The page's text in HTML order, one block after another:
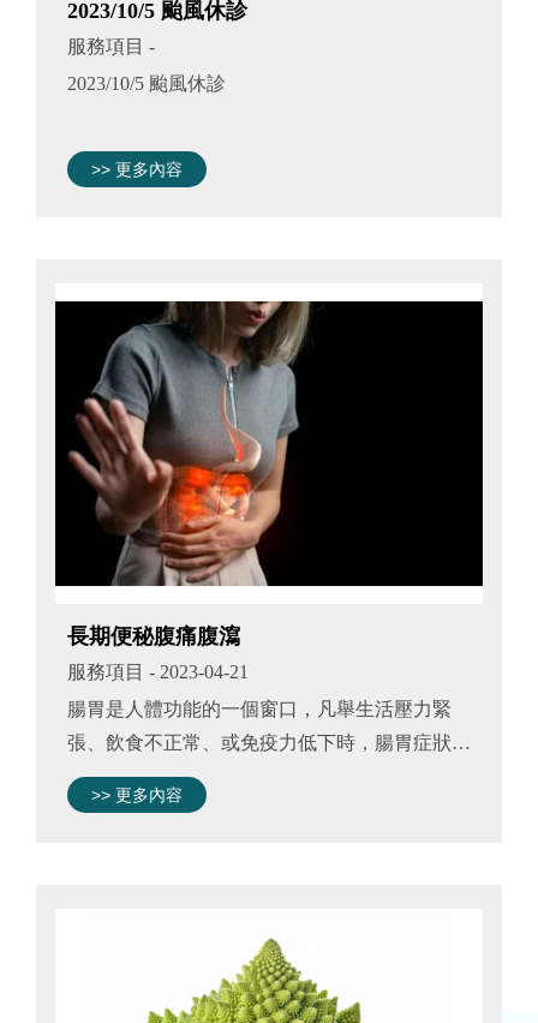
2023/10/5 颱風休診
服務項目 -
2023/10/5 颱風休診
>> 更多內容
長期便秘腹痛腹瀉
服務項目 - 2023-04-21
腸胃是人體功能的一個窗口，凡舉生活壓力緊
張、飲食不正常、或免疫力低下時，腸胃症狀往
往惱人不已，便祕、腹瀉、腹痛、上腹不適等困
擾了許多台灣人。 慢性便秘、腹痛、腹瀉等症
>> 更多內容